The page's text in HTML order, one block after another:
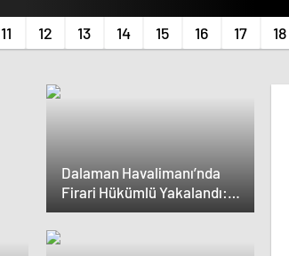
Dalaman Havalimanı’nda
Firari Hükümlü Yakalandı:
22 Yıl Hapis Cezası